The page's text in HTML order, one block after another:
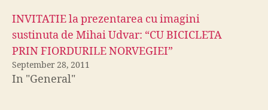
INVITATIE la prezentarea cu imagini
sustinuta de Mihai Udvar: “CU BICICLETA
PRIN FIORDURILE NORVEGIEI”
September 28, 2011
In "General"